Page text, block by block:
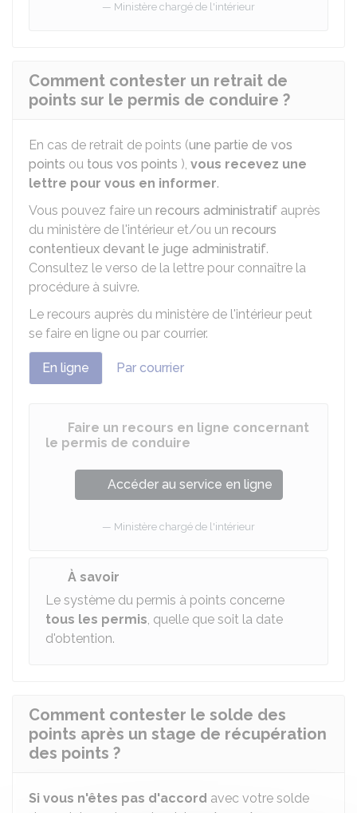
Ministère chargé de l'intérieur
Comment contester un retrait de
points sur le permis de conduire ?
En cas de retrait de points (une partie de vos
points ou tous vos points ), vous recevez une
lettre pour vous en informer.
Vous pouvez faire un recours administratif auprès
du ministère de l'intérieur et/ou un recours
contentieux devant le juge administratif.
Consultez le verso de la lettre pour connaître la
procédure à suivre.
Le recours auprès du ministère de l'intérieur peut
se faire en ligne ou par courrier.
En ligne Par courrier
Faire un recours en ligne concernant
le permis de conduire
Accéder au service en ligne
Ministère chargé de l'intérieur
À savoir
Le système du permis à points concerne
tous les permis, quelle que soit la date
d'obtention.
Comment contester le solde des
points après un stage de récupération
des points ?
Si vous n'êtes pas d'accord avec votre solde